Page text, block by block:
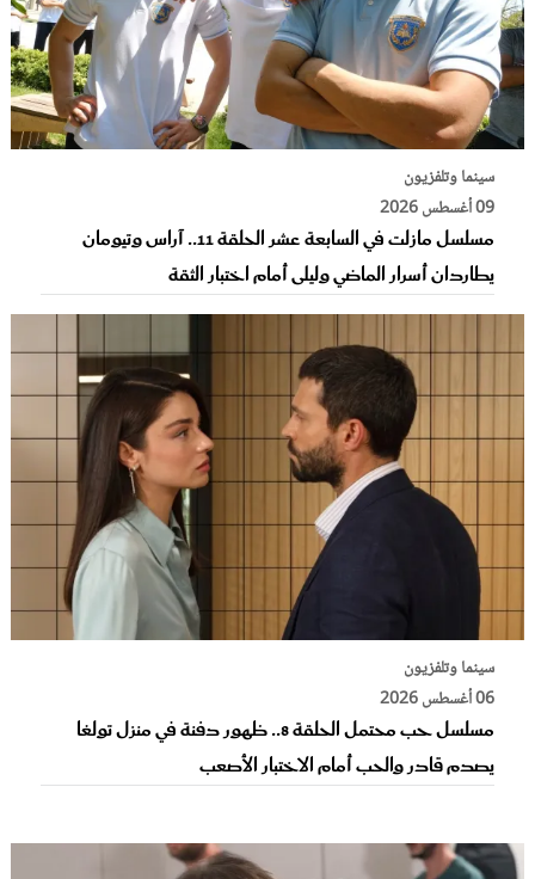
سينما وتلفزيون
09 أغسطس 2026
مسلسل مازلت في السابعة عشر الحلقة 11.. آراس وتيومان
يطاردان أسرار الماضي وليلى أمام اختبار الثقة
سينما وتلفزيون
06 أغسطس 2026
مسلسل حب محتمل الحلقة 8.. ظهور دفنة في منزل تولغا
يصدم قادر والحب أمام الاختبار الأصعب